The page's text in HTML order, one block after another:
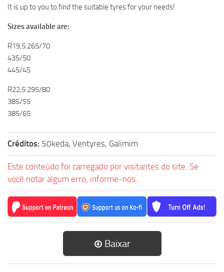
It is up to you to find the suitable tyres for your needs!
Sizes available are:
R19,5:265/70
435/50
445/45
R22,5:295/80
385/55
385/65
Créditos: 50keda, Ventyres, Galimim
Este conteúdo foi carregado por visitantes do site. Se
você notar algum erro, informe-nos.
Baixar